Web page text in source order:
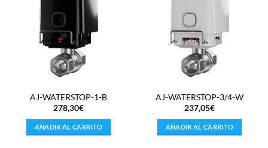
AJ-WATERSTOP-1-B
278,30€
AÑADIR AL CARRITO
AJ-WATERSTOP-3/4-W
237,05€
AÑADIR AL CARRITO